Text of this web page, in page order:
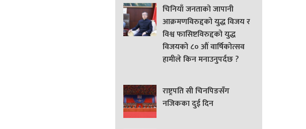
चिनियाँ जनताको जापानी
आक्रमणविरुद्दको युद्ध विजय र
विश्व फासिष्टविरुद्दको युद्ध
विजयको ८० औं वार्षिकोत्सव
हामीले किन मनाउनुपर्दछ ?
राष्ट्रपति सी चिनपिङसँग
नजिकका दुई दिन